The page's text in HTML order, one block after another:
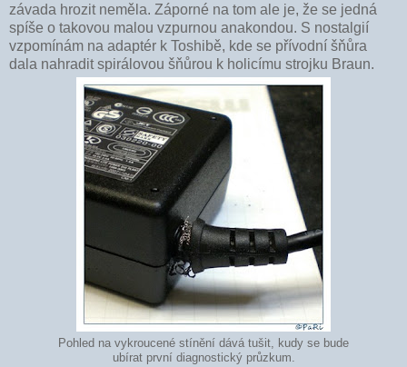
závada hrozit neměla. Záporné na tom ale je, že se jedná
spíše o takovou malou vzpurnou anakondou. S nostalgií
vzpomínám na adaptér k Toshibě, kde se přívodní šňůra
dala nahradit spirálovou šňůrou k holicímu strojku Braun.
Pohled na vykroucené stínění dává tušit, kudy se bude
ubírat první diagnostický průzkum.